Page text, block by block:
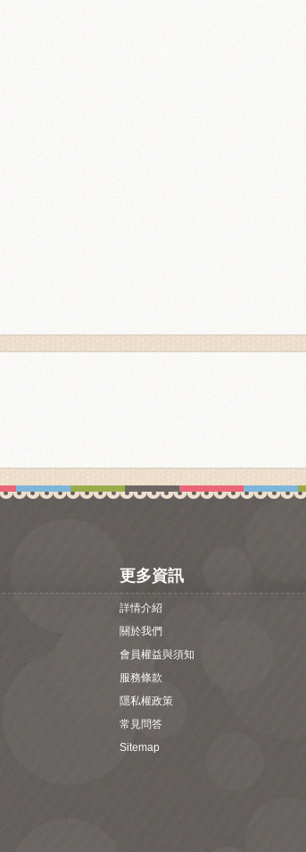
更多資訊
詳情介紹
關於我們
會員權益與須知
服務條款
隱私權政策
常見問答
Sitemap